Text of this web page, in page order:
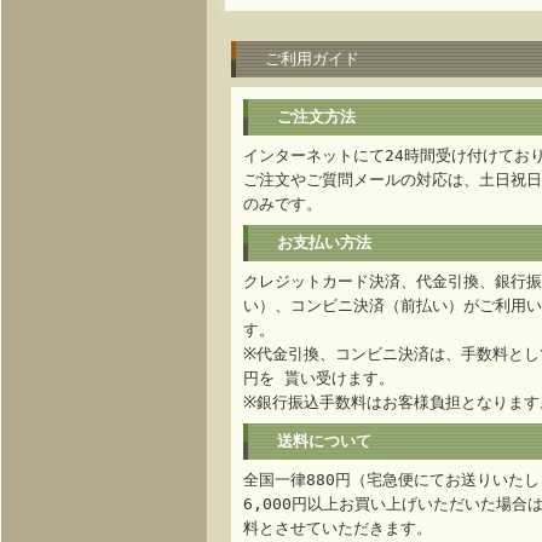
ご利用ガイド
ご注文方法
インターネットにて24時間受け付けてお
ご注文やご質問メールの対応は、土日祝
のみです。
お支払い方法
クレジットカード決済、代金引換、銀行
い）、コンビニ決済（前払い）がご利用
す。
※代金引換、コンビニ決済は、手数料と
円を 貰い受けます。
※銀行振込手数料はお客様負担となりま
送料について
全国一律880円（宅急便にてお送りいた
6,000円以上お買い上げいただいた場合
料とさせていただきます。